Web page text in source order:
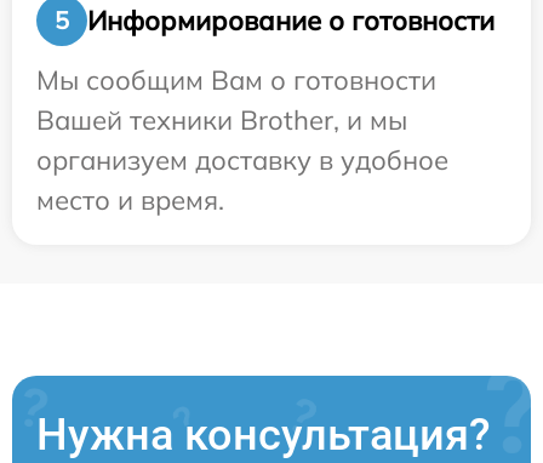
5
Информирование о готовности
Мы сообщим Вам о готовности
Вашей техники Brother, и мы
организуем доставку в удобное
место и время.
Нужна консультация?